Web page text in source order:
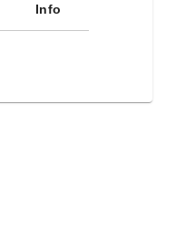
Info